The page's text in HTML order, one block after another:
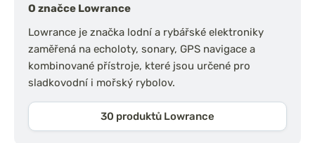
O značce Lowrance
Lowrance je značka lodní a rybářské elektroniky
zaměřená na echoloty, sonary, GPS navigace a
kombinované přístroje, které jsou určené pro
sladkovodní i mořský rybolov.
30 produktů Lowrance